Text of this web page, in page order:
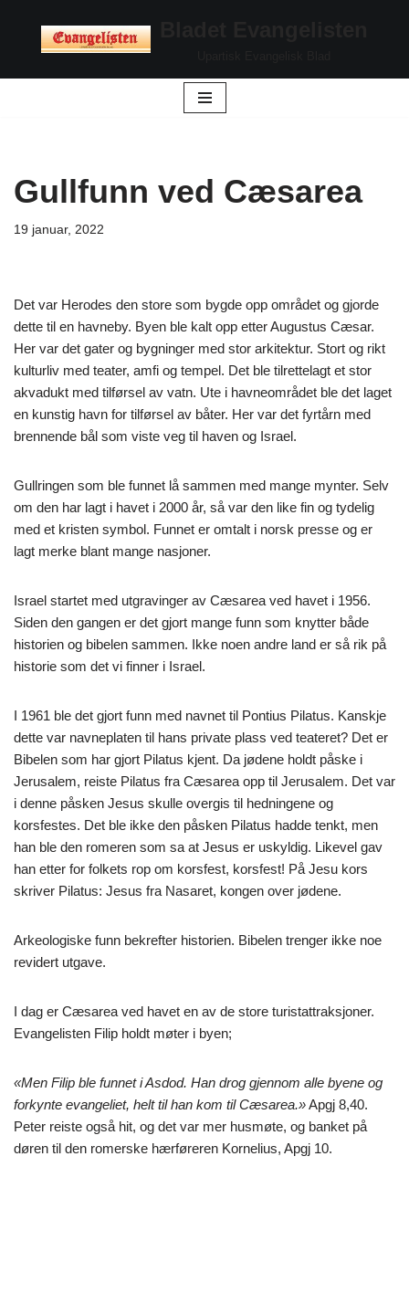
Hopp
Gullfunn ved Cæsarea
19 januar, 2022
Det var Herodes den store som bygde opp området og gjorde
dette til en havneby. Byen ble kalt opp etter Augustus Cæsar.
Her var det gater og bygninger med stor arkitektur. Stort og rikt
kulturliv med teater, amfi og tempel. Det ble tilrettelagt et stor
akvadukt med tilførsel av vatn. Ute i havneområdet ble det laget
en kunstig havn for tilførsel av båter. Her var det fyrtårn med
brennende bål som viste veg til haven og Israel.
Gullringen som ble funnet lå sammen med mange mynter. Selv
om den har lagt i havet i 2000 år, så var den like fin og tydelig
med et kristen symbol. Funnet er omtalt i norsk presse og er
lagt merke blant mange nasjoner.
Israel startet med utgravinger av Cæsarea ved havet i 1956.
Siden den gangen er det gjort mange funn som knytter både
historien og bibelen sammen. Ikke noen andre land er så rik på
historie som det vi finner i Israel.
I 1961 ble det gjort funn med navnet til Pontius Pilatus. Kanskje
dette var navneplaten til hans private plass ved teateret? Det er
Bibelen som har gjort Pilatus kjent. Da jødene holdt påske i
Jerusalem, reiste Pilatus fra Cæsarea opp til Jerusalem. Det var
i denne påsken Jesus skulle overgis til hedningene og
korsfestes. Det ble ikke den påsken Pilatus hadde tenkt, men
han ble den romeren som sa at Jesus er uskyldig. Likevel gav
han etter for folkets rop om korsfest, korsfest! På Jesu kors
skriver Pilatus: Jesus fra Nasaret, kongen over jødene.
Arkeologiske funn bekrefter historien. Bibelen trenger ikke noe
revidert utgave.
I dag er Cæsarea ved havet en av de store turistattraksjoner.
Evangelisten Filip holdt møter i byen;
«Men Filip ble funnet i Asdod. Han drog gjennom alle byene og
forkynte evangeliet, helt til han kom til Cæsarea.»Apgj 8,40.
Peter reiste også hit, og det var mer husmøte, og banket på
døren til den romerske hærføreren Kornelius, Apgj 10.